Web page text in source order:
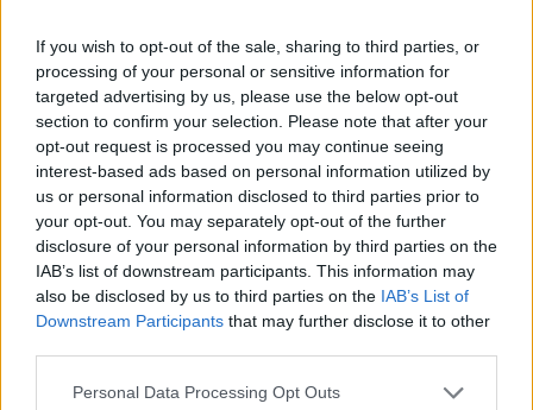
If you wish to opt-out of the sale, sharing to third parties, or
processing of your personal or sensitive information for
targeted advertising by us, please use the below opt-out
section to confirm your selection. Please note that after your
opt-out request is processed you may continue seeing
interest-based ads based on personal information utilized by
us or personal information disclosed to third parties prior to
your opt-out. You may separately opt-out of the further
disclosure of your personal information by third parties on the
IAB’s list of downstream participants. This information may
also be disclosed by us to third parties on the IAB’s List of
Downstream Participants that may further disclose it to other
Please note that this website/app uses one or more Google
Personal Data Processing Opt Outs
bakancsát.
1 hozzászólás